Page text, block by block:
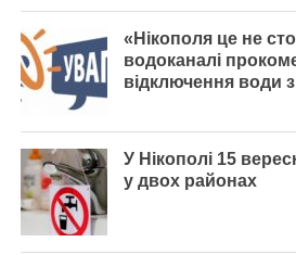
«Нікополя це не
водоканалі
відключення води
У Нікополі 15
у двох районах